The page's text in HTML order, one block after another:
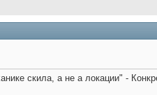
скила, а не а локации" -